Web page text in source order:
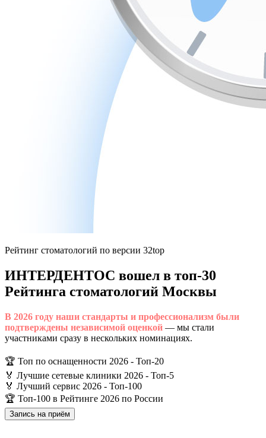
Рейтинг стоматологий по версии 32top
ИНТЕРДЕНТОС вошел в топ-30
Рейтинга стоматологий Москвы
В 2026 году наши стандарты и профессионализм были
подтверждены независимой оценкой — мы стали
участниками сразу в нескольких номинациях.
🏆 Топ по оснащенности 2026 - Топ-20
🏅 Лучшие сетевые клиники 2026 - Топ-5
🏅 Лучший сервис 2026 - Топ-100
🏆 Топ-100 в Рейтинге 2026 по России
Запись на приём